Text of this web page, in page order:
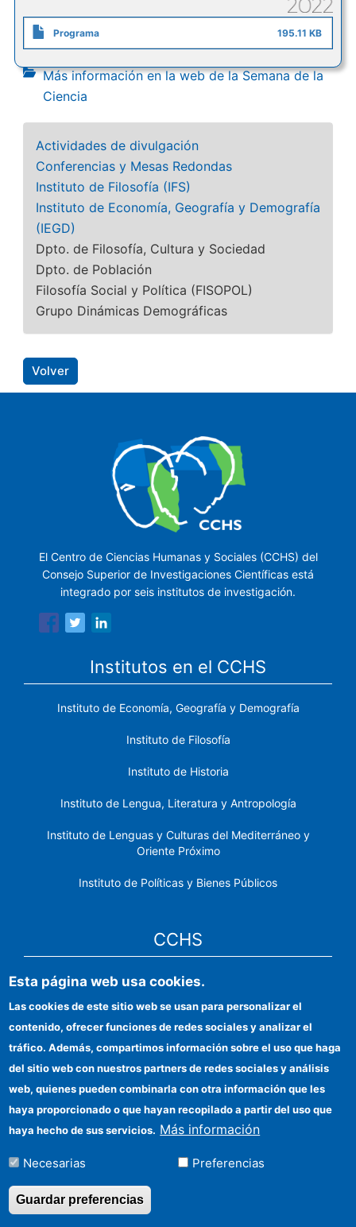
Programa 195.11 KB
Más información en la web de la Semana de la
Ciencia
Actividades de divulgación
Conferencias y Mesas Redondas
Instituto de Filosofía (IFS)
Instituto de Economía, Geografía y Demografía
(IEGD)
Dpto. de Filosofía, Cultura y Sociedad
Dpto. de Población
Filosofía Social y Política (FISOPOL)
Grupo Dinámicas Demográficas
Volver
El Centro de Ciencias Humanas y Sociales (CCHS) del
Consejo Superior de Investigaciones Científicas está
integrado por seis institutos de investigación.
Institutos en el CCHS
Instituto de Economía, Geografía y Demografía
Instituto de Filosofía
Instituto de Historia
Instituto de Lengua, Literatura y Antropología
Instituto de Lenguas y Culturas del Mediterráneo y
Oriente Próximo
Instituto de Políticas y Bienes Públicos
CCHS
Sede electrónica CSIC
Identidad institucional
Información para proveedores
Ayudas FEDER
Organismos financiadores
Contacto
Cómo llegar
Esta página web usa cookies.
Las cookies de este sitio web se usan para personalizar el
contenido, ofrecer funciones de redes sociales y analizar el
tráfico. Además, compartimos información sobre el uso que haga
del sitio web con nuestros partners de redes sociales y análisis
web, quienes pueden combinarla con otra información que les
haya proporcionado o que hayan recopilado a partir del uso que
haya hecho de sus servicios. Más información
Necesarias Preferencias
Guardar preferencias